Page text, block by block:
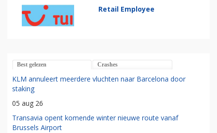
Retail Employee
Best gelezen Crashes
KLM annuleert meerdere vluchten naar Barcelona door
staking
05 aug 26
Transavia opent komende winter nieuwe route vanaf
Brussels Airport